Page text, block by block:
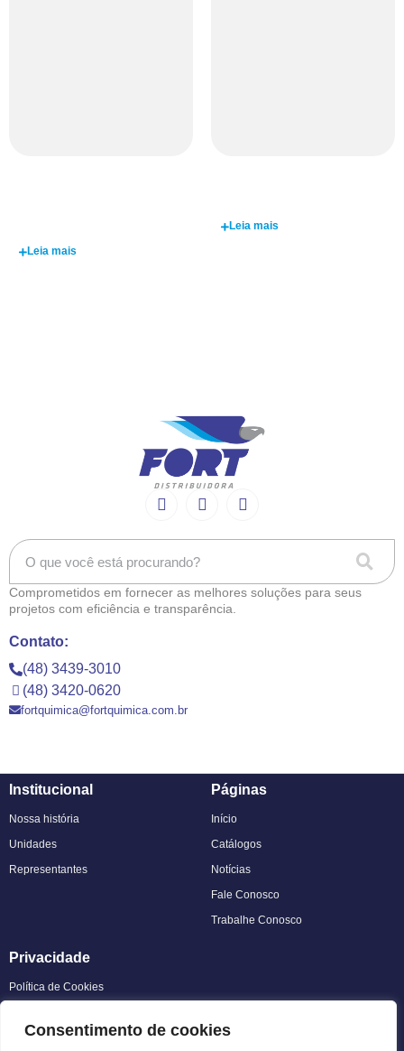
Consentimento de cookies
Leia mais
Leia mais
Comprometidos em fornecer as melhores soluções para seus
projetos com eficiência e transparência.
Contato:
(48) 3439-3010
(48) 3420-0620
fortquimica@fortquimica.com.br
Institucional
Nossa história
Unidades
Representantes
Páginas
Início
Catálogos
Notícias
Fale Conosco
Trabalhe Conosco
Privacidade
Política de Cookies
Termos de uso